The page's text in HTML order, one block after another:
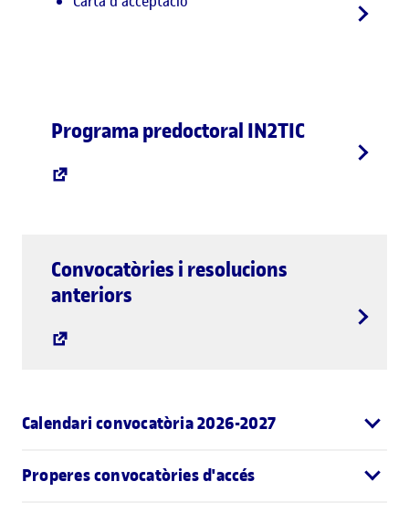
Programa predoctoral IN2TIC
Convocatòries i resolucions
anteriors
Calendari convocatòria 2026-2027
Properes convocatòries d'accés